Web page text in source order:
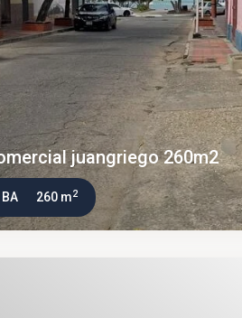
juangriego 260m2
260 m2